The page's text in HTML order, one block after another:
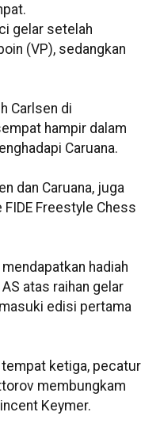
gelar setelah
(VP), sedangkan
Carlsen di
hampir dalam
Caruana.
dan Caruana, juga
Freestyle Chess
hadiah
atas raihan gelar
edisi pertama
ketiga, pecatur
membungkam
Keymer.